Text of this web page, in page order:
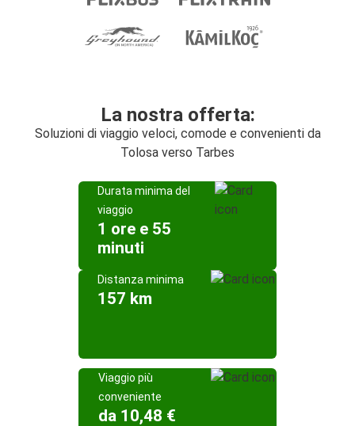
La nostra offerta:
Soluzioni di viaggio veloci, comode e convenienti da
Tolosa verso Tarbes
Durata minima del
viaggio
1 ore e 55
minuti
Distanza minima
157 km
Viaggio più
conveniente
da 10,48 €